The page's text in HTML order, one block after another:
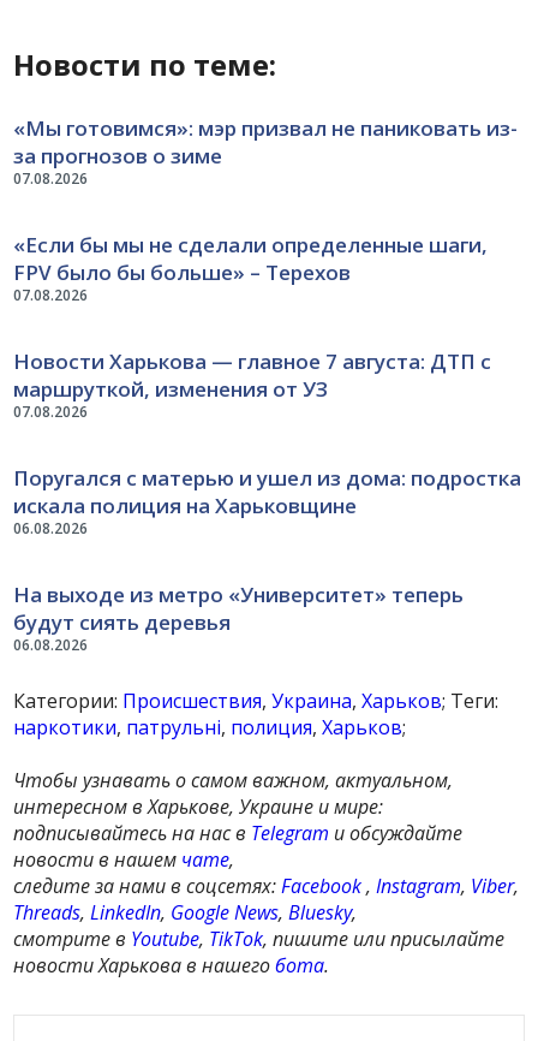
Новости по теме:
07.08.2026
«Мы готовимся»: мэр призвал не паниковать из-
за прогнозов о зиме
07.08.2026
«Если бы мы не сделали определенные шаги,
FPV было бы больше» – Терехов
07.08.2026
Новости Харькова — главное 7 августа: ДТП с
маршруткой, изменения от УЗ
06.08.2026
Поругался с матерью и ушел из дома: подростка
искала полиция на Харьковщине
06.08.2026
На выходе из метро «Университет» теперь
будут сиять деревья
Категории: Происшествия,Украина,Харьков; Теги:
наркотики, патрульні, полиция,Харьков;
Чтобы узнавать о самом важном, актуальном,
интересном в Харькове, Украине и мире:
подписывайтесь на нас в Telegram и обсуждайте
новости в нашем чате,
следите за нами в соцсетях:Facebook,Instagram, Viber,
Threads,LinkedIn, Google News,Bluesky,
смотрите в Youtube, TikTok, пишите или присылайте
новости Харькова в нашегобота.